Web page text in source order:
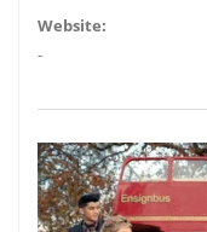
Website:
-